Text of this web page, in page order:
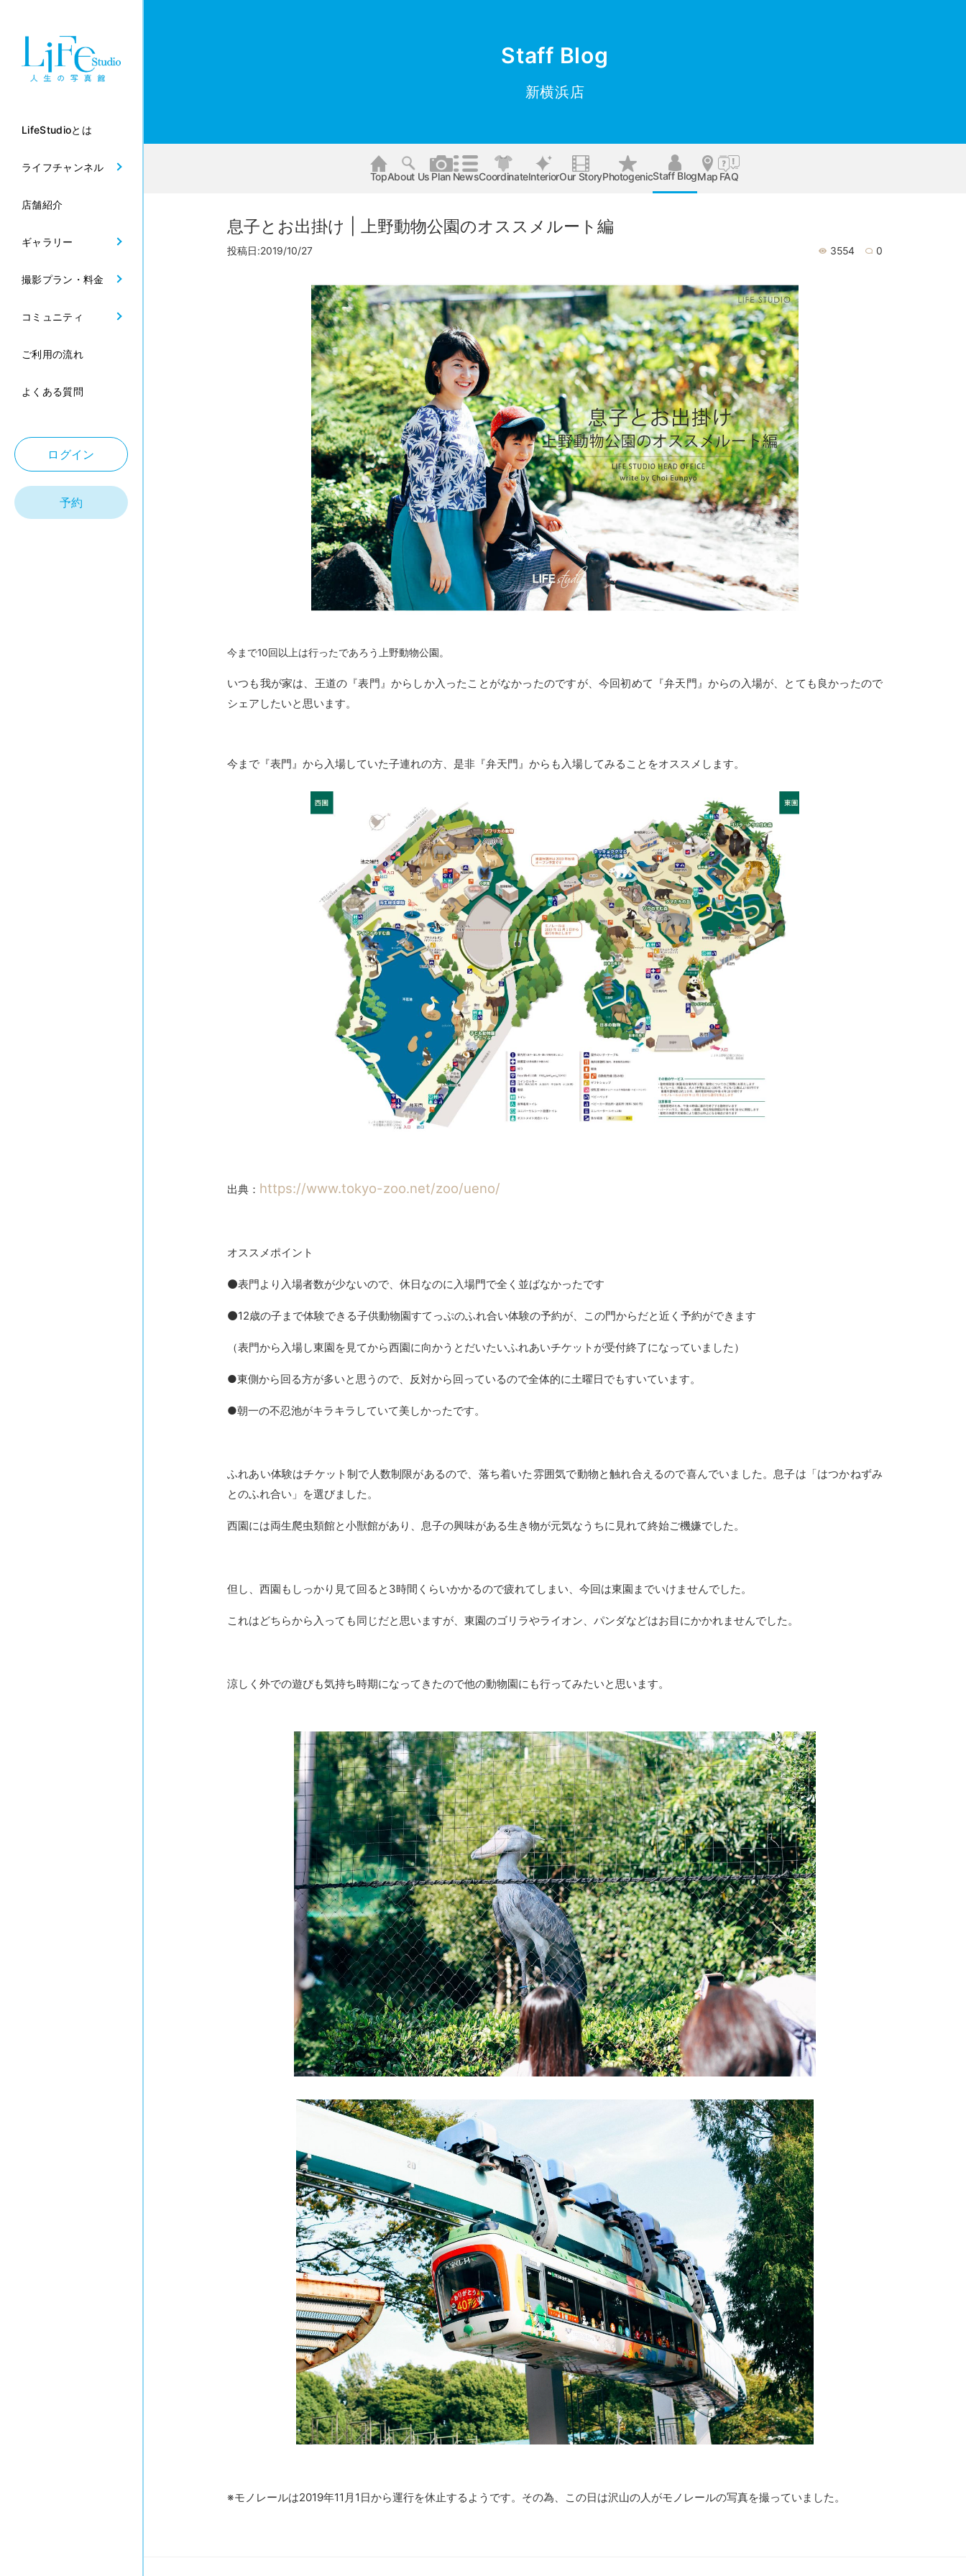
LifeStudioとは
ライフチャンネル
店舗紹介
ギャラリー
撮影プラン・料金
コミュニティ
ご利用の流れ
よくある質問
ログイン
予約
Staff Blog
新横浜店
TopAbout Us Plan NewsCoordinateInteriorOur StoryPhotogenicStaff BlogMap FAQ
息子とお出掛け | 上野動物公園のオススメルート編
投稿日:2019/10/27 3554 0
今まで10回以上は行ったであろう上野動物公園。
いつも我が家は、王道の『表門』からしか入ったことがなかったのですが、今回初めて『弁天門』からの入場が、とても良かったので
シェアしたいと思います。
今まで『表門』から入場していた子連れの方、是非『弁天門』からも入場してみることをオススメします。
出典： https://www.tokyo-zoo.net/zoo/ueno/
オススメポイント
⚫表門より入場者数が少ないので、休日なのに入場門で全く並ばなかったです
⚫12歳の子まで体験できる子供動物園すてっぷのふれ合い体験の予約が、この門からだと近く予約ができます
（表門から入場し東園を見てから西園に向かうとだいたいふれあいチケットが受付終了になっていました）
●東側から回る方が多いと思うので、反対から回っているので全体的に土曜日でもすいています。
●朝一の不忍池がキラキラしていて美しかったです。
ふれあい体験はチケット制で人数制限があるので、落ち着いた雰囲気で動物と触れ合えるので喜んでいました。息子は「はつかねずみ
とのふれ合い」を選びました。
西園には両生爬虫類館と小獣館があり、息子の興味がある生き物が元気なうちに見れて終始ご機嫌でした。
但し、西園もしっかり見て回ると3時間くらいかかるので疲れてしまい、今回は東園までいけませんでした。
これはどちらから入っても同じだと思いますが、東園のゴリラやライオン、パンダなどはお目にかかれませんでした。
涼しく外での遊びも気持ち時期になってきたので他の動物園にも行ってみたいと思います。
※モノレールは2019年11月1日から運行を休止するようです。その為、この日は沢山の人がモノレールの写真を撮っていました。